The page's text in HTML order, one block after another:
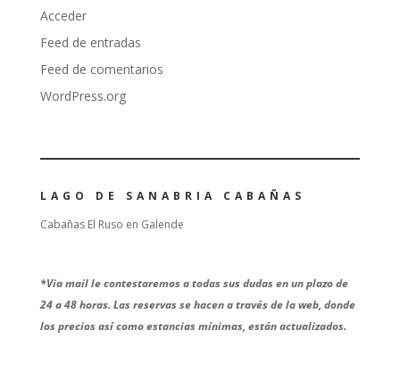
Acceder
Feed de entradas
Feed de comentarios
WordPress.org
LAGO DE SANABRIA CABAÑAS
Cabañas El Ruso en Galende
*Via mail le contestaremos a todas sus dudas en un plazo de
24 a 48 horas. Las reservas se hacen a través de la web, donde
los precios así como estancias mínimas, están actualizados.